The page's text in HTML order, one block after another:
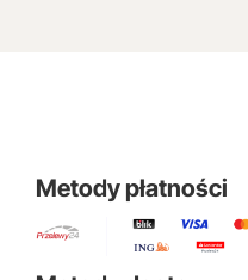
Metody płatności